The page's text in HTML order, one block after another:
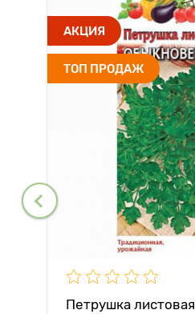
АКЦИЯ
ТОП ПРОДАЖ
Петрушка листовая